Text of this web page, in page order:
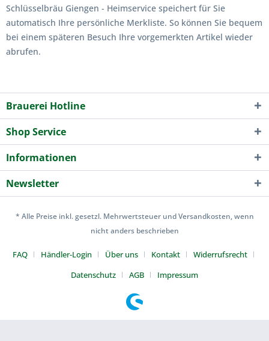
Schlüsselbräu Giengen - Heimservice speichert für Sie
automatisch Ihre persönliche Merkliste. So können Sie bequem
bei einem späteren Besuch Ihre vorgemerkten Artikel wieder
abrufen.
Brauerei Hotline
Shop Service
Informationen
Newsletter
* Alle Preise inkl. gesetzl. Mehrwertsteuer und Versandkosten, wenn
nicht anders beschrieben
FAQ Händler-Login Über uns Kontakt
Widerrufsrecht
Datenschutz
AGB Impressum